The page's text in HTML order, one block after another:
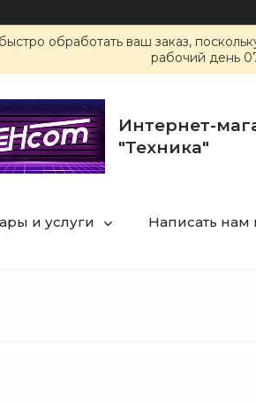
обработать ваш заказ,
рабочий день
Интернет-
"Техника"
и услуги Написать нам